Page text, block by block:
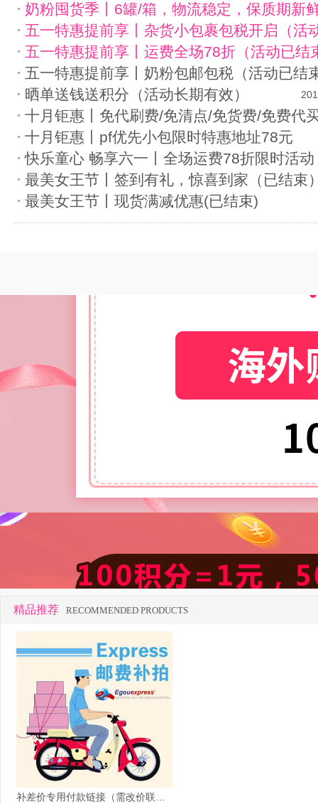
奶粉囤货季丨6罐/箱，物流稳定，保质期新
五一特惠提前享丨杂货小包裹包税开启（活
五一特惠提前享丨运费全场78折（活动已结
五一特惠提前享丨奶粉包邮包税（活动已结
晒单送钱送积分（活动长期有效）
十月钜惠丨免代刷费/免清点/免货费/免费代
十月钜惠丨pf优先小包限时特惠地址78元
快乐童心 畅享六一丨全场运费78折限时活动
最美女王节丨签到有礼，惊喜到家（已结束
最美女王节丨现货满减优惠(已结束)
精品推荐 RECOMMENDED PRODUCTS